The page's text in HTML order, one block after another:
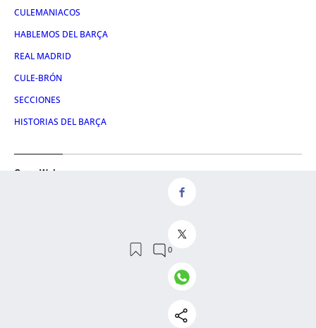
CULEMANIACOS
HABLEMOS DEL BARÇA
REAL MADRID
CULE-BRÓN
SECCIONES
HISTORIAS DEL BARÇA
Otras Webs